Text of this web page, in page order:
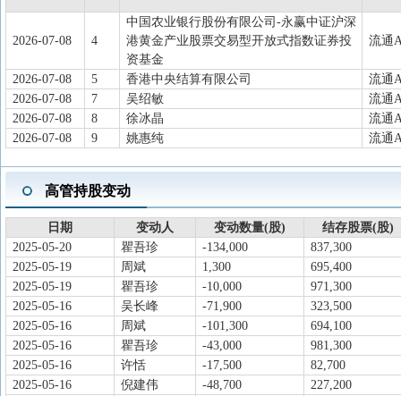
资本运作
曼卡龙珠宝股份有限公司于2025年
本为1万美元,公司持有其100%股权。
2026-03-16
股东大会
于2026-03-16召开2026年第一次临时
2026-01-30
龙虎榜
买入总额7731万元，卖出总额7261
2025-12-03
股东减持
2025-12-03
资本运作
为进一步优化公司管理架构,提高资
龙智信商贸有限公司拟吸收合并公
智信商贸存续经营,智云商贸的独立
智信商贸依法承继。
2025-12-03
资本运作
为进一步优化公司管理架构,提高资
资子公司浙江曼卡龙智信商贸有限
贸有限公司(以下简称“智云商贸”)全
被注销,其全部资产、债权、债务及
2026-07-08 4
中国农业银行股份有限公司-永赢中证沪深
港黄金产业股票交易型开放式指数证券投
资基金
流通
2026-07-08 5 香港中央结算有限公司
流通
2026-07-08
7 吴绍敏
流通
2026-07-08
8 徐冰晶
流通
2026-07-08
9 姚惠纯 流通
高管持股变动
日期 变动人 变动数量(股)
结存股票(股)
2025-05-20
瞿吾珍 -134,000
837,300
2025-05-19
周斌 1,300
695,400
2025-05-19
瞿吾珍 -10,000
971,300
2025-05-16
吴长峰 -71,900
323,500
2025-05-16
周斌 -101,300
694,100
2025-05-16
瞿吾珍 -43,000
981,300
2025-05-16
许恬 -17,500
82,700
2025-05-16
倪建伟 -48,700
227,200